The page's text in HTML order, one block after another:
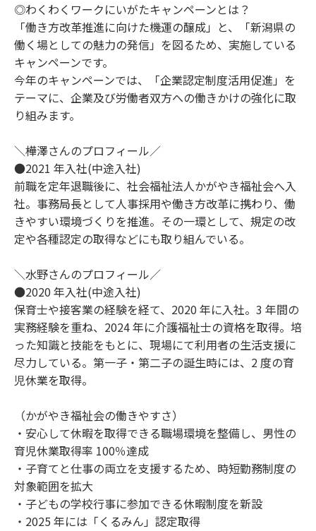
◎わくわくワークにいがたキャンペーンとは？
「働き方改革推進に向けた機運の醸成」と、「新潟県の
働く場としての魅力の発信」を図るため、実施している
キャンペーンです。
今年のキャンペーンでは、「企業認定制度活用促進」を
テーマに、企業及び労働者双方への働きかけの強化に取
り組みます。
＼樺澤さんのプロフィール／
●2021 年入社(中途入社)
前職を定年退職後に、社会福祉法人かがやき福祉会へ入
社。事務局長として人事採用や働き方改革に携わり、働
きやすい環境づくりを推進。その一環として、規定の改
定や各種認定の取得などにも取り組んでいる。
＼水野さんのプロフィール／
●2020 年入社(中途入社)
保育士や接客業の経験を経て、2020 年に入社。3 年間の
実務経験を重ね、2024 年に介護福祉士の資格を取得。培
った知識と技能をもとに、現場にて利用者の生活支援に
尽力している。第一子・第二子の誕生時には、2 度の育
児休業を取得。
（かがやき福祉会の働きやすさ）
・安心して休暇を取得できる職場環境を整備し、男性の
育児休業取得率 100％達成
・子育てと仕事の両立を支援するため、時短勤務制度の
対象範囲を拡大
・子どもの学校行事に参加できる休暇制度を新設
・2025 年には「くるみん」認定取得